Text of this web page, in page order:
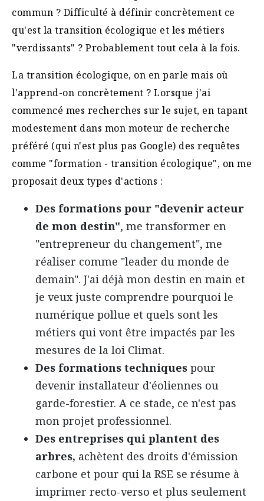
commun ? Difficulté à définir concrètement ce
qu'est la transition écologique et les métiers
"verdissants" ? Probablement tout cela à la fois.
La transition écologique, on en parle mais où
l'apprend-on concrètement ? Lorsque j'ai
commencé mes recherches sur le sujet, en tapant
modestement dans mon moteur de recherche
préféré (qui n'est plus pas Google) des requêtes
comme "formation - transition écologique", on me
proposait deux types d'actions :
Des formations pour "devenir acteur
de mon destin", me transformer en
"entrepreneur du changement", me
réaliser comme "leader du monde de
demain". J'ai déjà mon destin en main et
je veux juste comprendre pourquoi le
numérique pollue et quels sont les
métiers qui vont être impactés par les
mesures de la loi Climat.
Des formations techniques pour
devenir installateur d'éoliennes ou
garde-forestier. A ce stade, ce n'est pas
mon projet professionnel.
Des entreprises qui plantent des
arbres, achètent des droits d'émission
carbone et pour qui la RSE se résume à
imprimer recto-verso et plus seulement